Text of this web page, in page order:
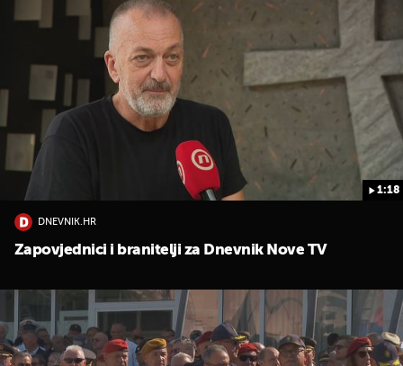
1:18
DNEVNIK.HR
Zapovjednici i branitelji za Dnevnik Nove TV